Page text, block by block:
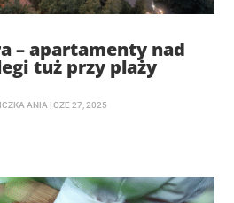
– apartamenty nad
tuż przy plaży
ANIA |CZE 27, 2025